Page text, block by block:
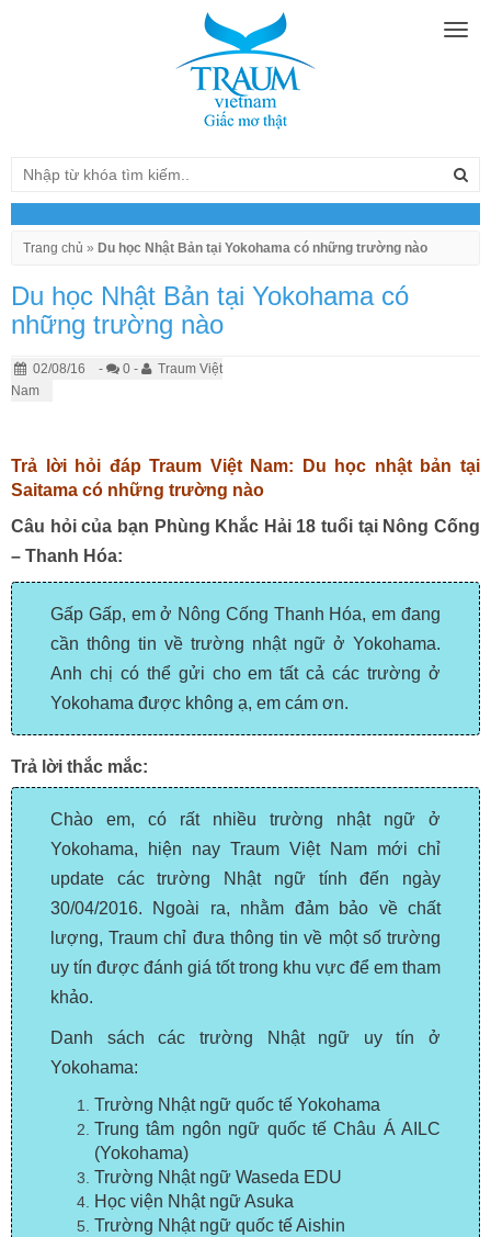
Trang chủ » Du học Nhật Bản tại Yokohama có những trường nào
Du học Nhật Bản tại Yokohama có
những trường nào
02/08/16 - 0 -
Traum Việt
Nam
Trả lời hỏi đáp Traum Việt Nam: Du học nhật bản tại
Saitama có những trường nào
Câu hỏi của bạn Phùng Khắc Hải 18 tuổi tại Nông Cống
– Thanh Hóa:
Gấp Gấp, em ở Nông Cống Thanh Hóa, em đang
cần thông tin về trường nhật ngữ ở Yokohama.
Anh chị có thể gửi cho em tất cả các trường ở
Yokohama được không ạ, em cám ơn.
Trả lời thắc mắc:
Chào em, có rất nhiều trường nhật ngữ ở
Yokohama, hiện nay Traum Việt Nam mới chỉ
update các trường Nhật ngữ tính đến ngày
30/04/2016. Ngoài ra, nhằm đảm bảo về chất
lượng, Traum chỉ đưa thông tin về một số trường
uy tín được đánh giá tốt trong khu vực để em tham
khảo.
Danh sách các trường Nhật ngữ uy tín ở
Yokohama:
Trường Nhật ngữ quốc tế Yokohama
Trung tâm ngôn ngữ quốc tế Châu Á AILC
(Yokohama)
Trường Nhật ngữ Waseda EDU
Học viện Nhật ngữ Asuka
Trường Nhật ngữ quốc tế Aishin